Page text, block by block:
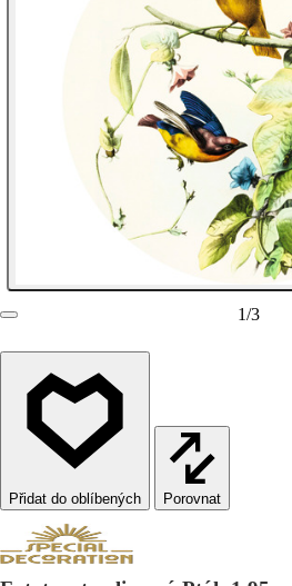
1/3
Porovnat